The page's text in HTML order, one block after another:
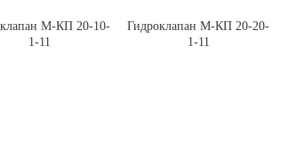
М-КП 20-10-
1-11
Гидроклапан М-КП 20-20-
1-11